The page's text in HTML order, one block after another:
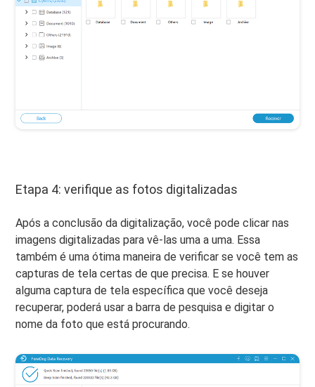
Etapa 4: verifique as fotos digitalizadas
Após a conclusão da digitalização, você pode clicar nas
imagens digitalizadas para vê-las uma a uma. Essa
também é uma ótima maneira de verificar se você tem as
capturas de tela certas de que precisa. E se houver
alguma captura de tela específica que você deseja
recuperar, poderá usar a barra de pesquisa e digitar o
nome da foto que está procurando.